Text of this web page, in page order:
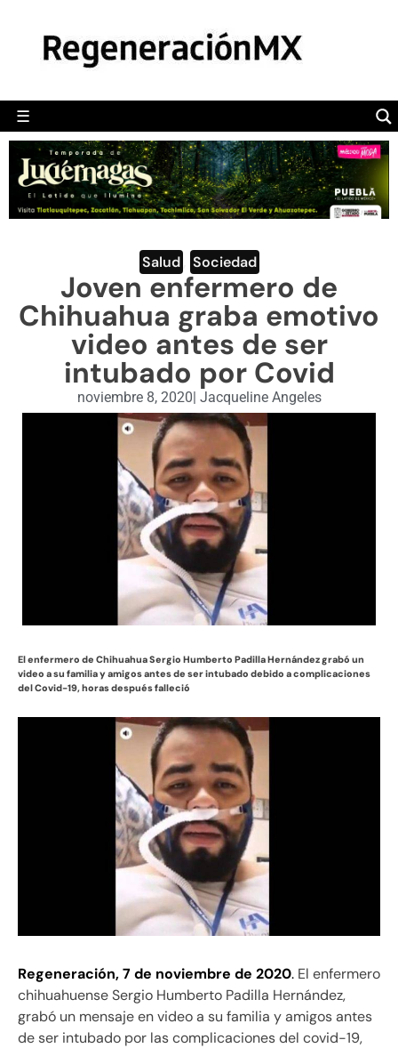
☰
POLÍTICA
CAMALEÓN
OPINIÓN
DEPORTES
ENGLISH SECTION
VIDEOS
Salud Sociedad
Joven enfermero de
Chihuahua graba emotivo
video antes de ser
intubado por Covid
noviembre 8, 2020| Jacqueline Angeles
El enfermero de Chihuahua Sergio Humberto Padilla Hernández grabó un
video a su familia y amigos antes de ser intubado debido a complicaciones
del Covid-19, horas después falleció
Regeneración, 7 de noviembre de 2020. El enfermero
chihuahuense Sergio Humberto Padilla Hernández,
grabó un mensaje en video a su familia y amigos antes
de ser intubado por las complicaciones del covid-19,